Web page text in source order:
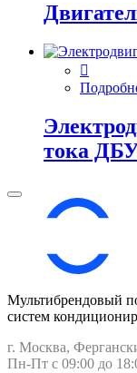
тока
Мультибрендовый
систем
г. Москва,
Пн-Пт с 09:00 до